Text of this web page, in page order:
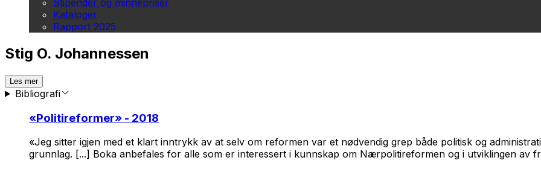
Stipender og minnepriser
Kataloger
Rapport 2025
Stig O. Johannessen
Les mer
Bibliografi
«Politireformer» - 2018
«Jeg sitter igjen med et klart inntrykk av at selv om reformen var et nødvendig grep både politisk og
grunnlag. [...] Boka anbefales for alle som er interessert i kunnskap om Nærpolitireformen og i utviklingen av